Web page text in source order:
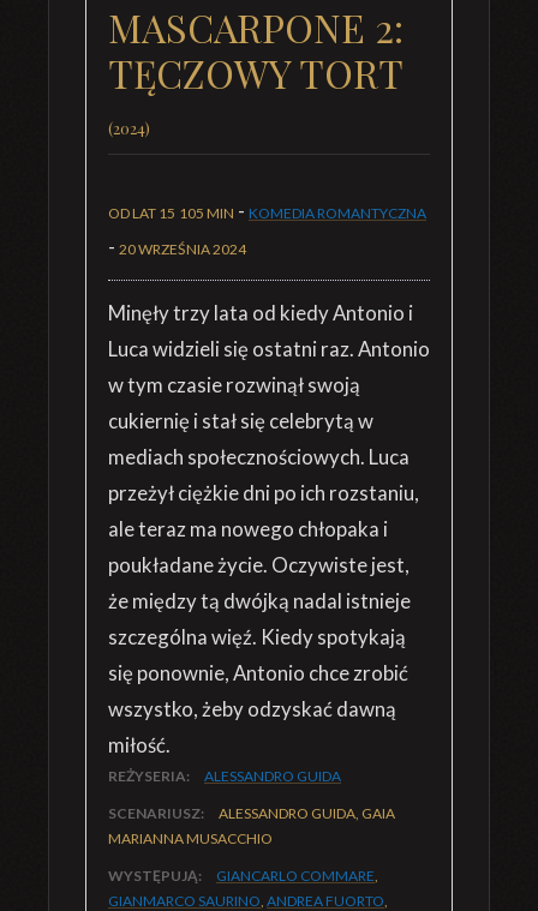
MASCARPONE 2:
TĘCZOWY TORT
(2024)
OD LAT 15 105 MIN - KOMEDIA ROMANTYCZNA
- 20 WRZEŚNIA 2024
Minęły trzy lata od kiedy Antonio i
Luca widzieli się ostatni raz. Antonio
w tym czasie rozwinął swoją
cukiernię i stał się celebrytą w
mediach społecznościowych. Luca
przeżył ciężkie dni po ich rozstaniu,
ale teraz ma nowego chłopaka i
poukładane życie. Oczywiste jest,
że między tą dwójką nadal istnieje
szczególna więź. Kiedy spotykają
się ponownie, Antonio chce zrobić
wszystko, żeby odzyskać dawną
miłość.
REŻYSERIA: ALESSANDRO GUIDA
SCENARIUSZ:
ALESSANDRO GUIDA, GAIA
MARIANNA MUSACCHIO
WYSTĘPUJĄ: GIANCARLO COMMARE,
GIANMARCO SAURINO, ANDREA FUORTO,